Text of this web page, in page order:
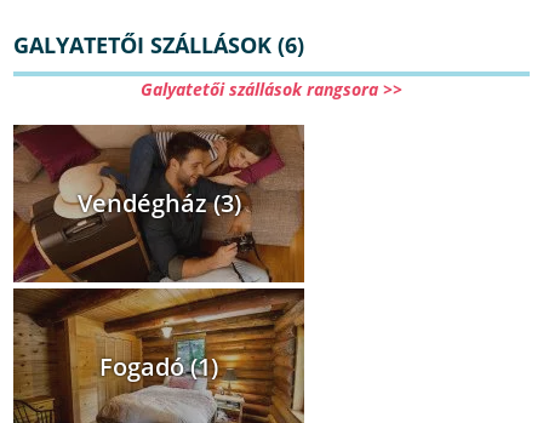
GALYATETŐI SZÁLLÁSOK (6)
Galyatetői szállások rangsora >>
Vendégház (3)
Fogadó (1)